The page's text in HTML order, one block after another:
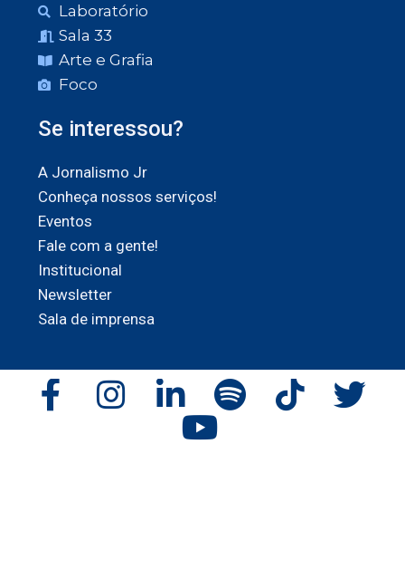
Laboratório
Sala 33
Arte e Grafia
Foco
Se interessou?
A Jornalismo Jr
Conheça nossos serviços!
Eventos
Fale com a gente!
Institucional
Newsletter
Sala de imprensa